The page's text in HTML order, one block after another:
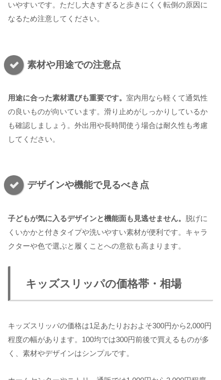
いやすいです。ただし大きすぎると歩きにくく転倒の原因に
なるため注意してください。
素材や用途での注意点
用途に合った素材選びも重要です。 室内用なら軽くて通気性
の良いものが向いています。滑り止めがしっかりしているか
も確認しましょう。外出用や長時間使う場合は耐久性も考慮
してください。
デザインや機能で見るべき点
子どもが気に入るデザインと機能面も見逃せません。 脱げに
くいかかと付きタイプや洗いやすい素材が便利です。キャラ
クターや色で選ぶと履くことへの意欲も高まります。
キッズスリッパの価格帯・相場
キッズスリッパの価格は1足あたりおおよそ300円から2,000円
程度の幅があります。100均では300円前後で買えるものが多
く、素材やデザインはシンプルです。